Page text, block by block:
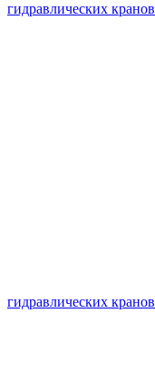
гидравлических кранов
гидравлических кранов